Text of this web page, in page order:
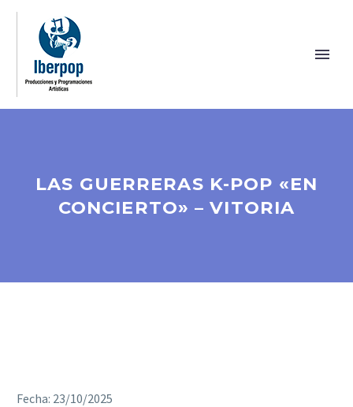
LAS GUERRERAS K-POP «EN
CONCIERTO» – VITORIA
Fecha: 23/10/2025